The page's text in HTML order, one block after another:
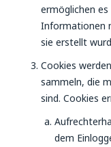
ermöglichen
Informationen
sie erstellt
Cookies
sammeln, die
sind. Cookies
dem